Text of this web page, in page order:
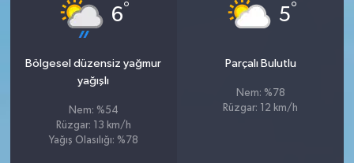
6°
Bölgesel düzensiz yağmur
yağışlı
Nem: %54
Rüzgar: 13 km/h
Yağış Olasılığı: %78
5°
Parçalı Bulutlu
Nem: %78
Rüzgar: 12 km/h